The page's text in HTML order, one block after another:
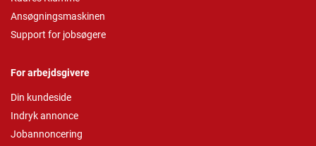
Ansøgningsmaskinen
Support for jobsøgere
For arbejdsgivere
Din kundeside
Indryk annonce
Jobannoncering